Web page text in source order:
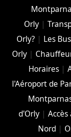
Orly|
Orly?| Les
Orly |
Horaires|
l'Aéroport de
d'Orly |
Nord|